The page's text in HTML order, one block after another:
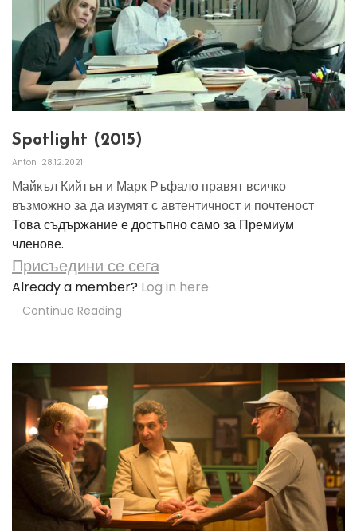
Spotlight (2015)
Anton 28.12.2021
Майкъл Кийтън и Марк Ръфало правят всичко
възможно за да изумят с автентичност и почтеност
Това съдържание е достъпно само за Премиум
членове.
Присъедини се сега
Already a member? Log in here
Continue Reading